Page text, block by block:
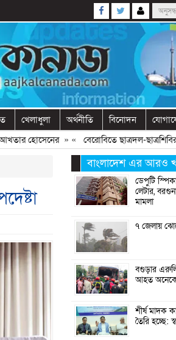
খেলাধুলা অর্থনীতি বিনোদন
হোসেনের» «বেরোবিতে ছাত্রদল-ছাত্রশিবির
বাংলাদেশ এর আরও
ডেপুটি
লেটার,
মামলা
৭ জেলায়
বগুড়ার
আহত
শীর্ষ মাদক
তৈরি হচ্ছে: